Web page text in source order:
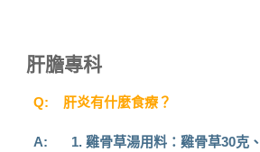
肝膽專科
Q: 肝炎有什麼食療？
A:
雞骨草湯用料：雞骨草30克